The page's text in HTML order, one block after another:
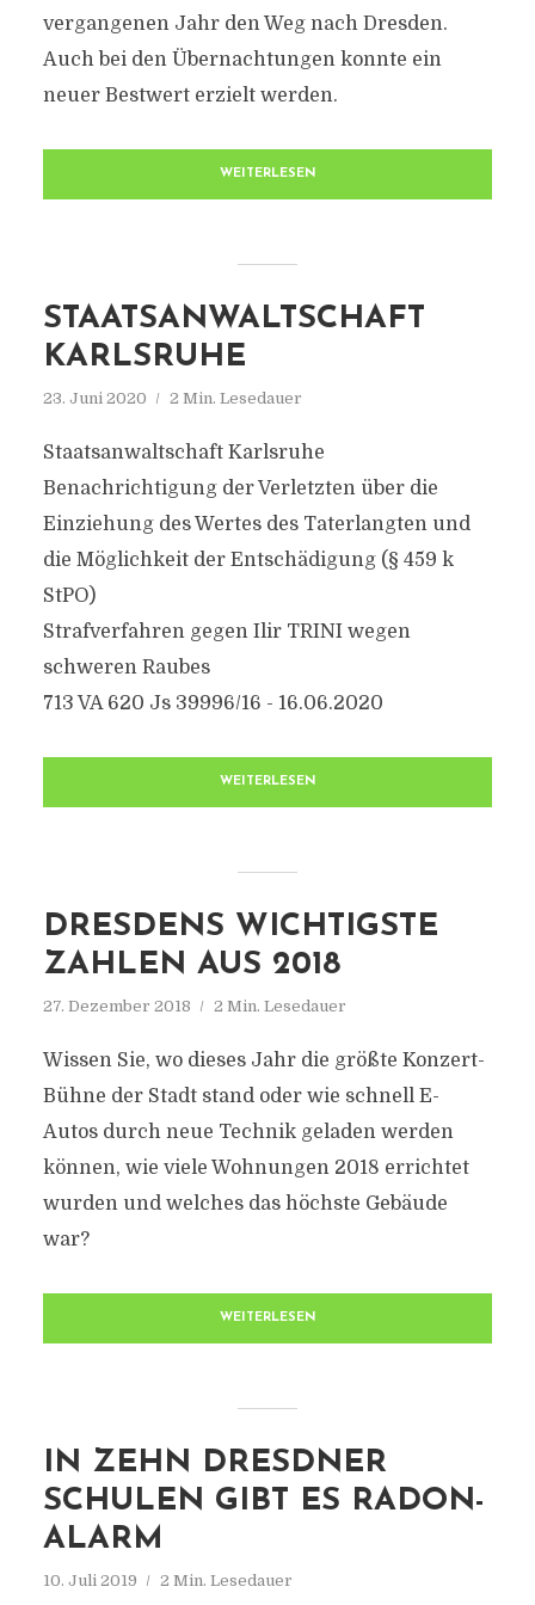
vergangenen Jahr den Weg nach Dresden.
Auch bei den Übernachtungen konnte ein
neuer Bestwert erzielt werden.
WEITERLESEN
STAATSANWALTSCHAFT
KARLSRUHE
23. Juni 2020 2 Min. Lesedauer
Staatsanwaltschaft Karlsruhe
Benachrichtigung der Verletzten über die
Einziehung des Wertes des Taterlangten und
die Möglichkeit der Entschädigung (§ 459 k
StPO)
Strafverfahren gegen Ilir TRINI wegen
schweren Raubes
713 VA 620 Js 39996/16 - 16.06.2020
WEITERLESEN
DRESDENS WICHTIGSTE
ZAHLEN AUS 2018
27. Dezember 2018 2 Min. Lesedauer
Wissen Sie, wo dieses Jahr die größte Konzert-
Bühne der Stadt stand oder wie schnell E-
Autos durch neue Technik geladen werden
können, wie viele Wohnungen 2018 errichtet
wurden und welches das höchste Gebäude
war?
WEITERLESEN
IN ZEHN DRESDNER
SCHULEN GIBT ES RADON-
ALARM
10. Juli 2019 2 Min. Lesedauer